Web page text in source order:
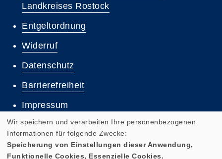
Landkreises Rostock
Entgeltordnung
Widerruf
Datenschutz
Barrierefreiheit
Impressum
Wir speichern und verarbeiten Ihre personenbezogenen
Informationen für folgende Zwecke:
Speicherung von Einstellungen dieser Anwendung,
Funktionelle Cookies, Essenzielle Cookies.